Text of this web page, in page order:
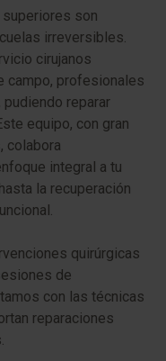
son
irreversibles.
cirujanos
campo, profesionales
pudiendo reparar
equipo, con gran
colabora
integral a tu
la recuperación
quirúrgicas
de
con las técnicas
reparaciones